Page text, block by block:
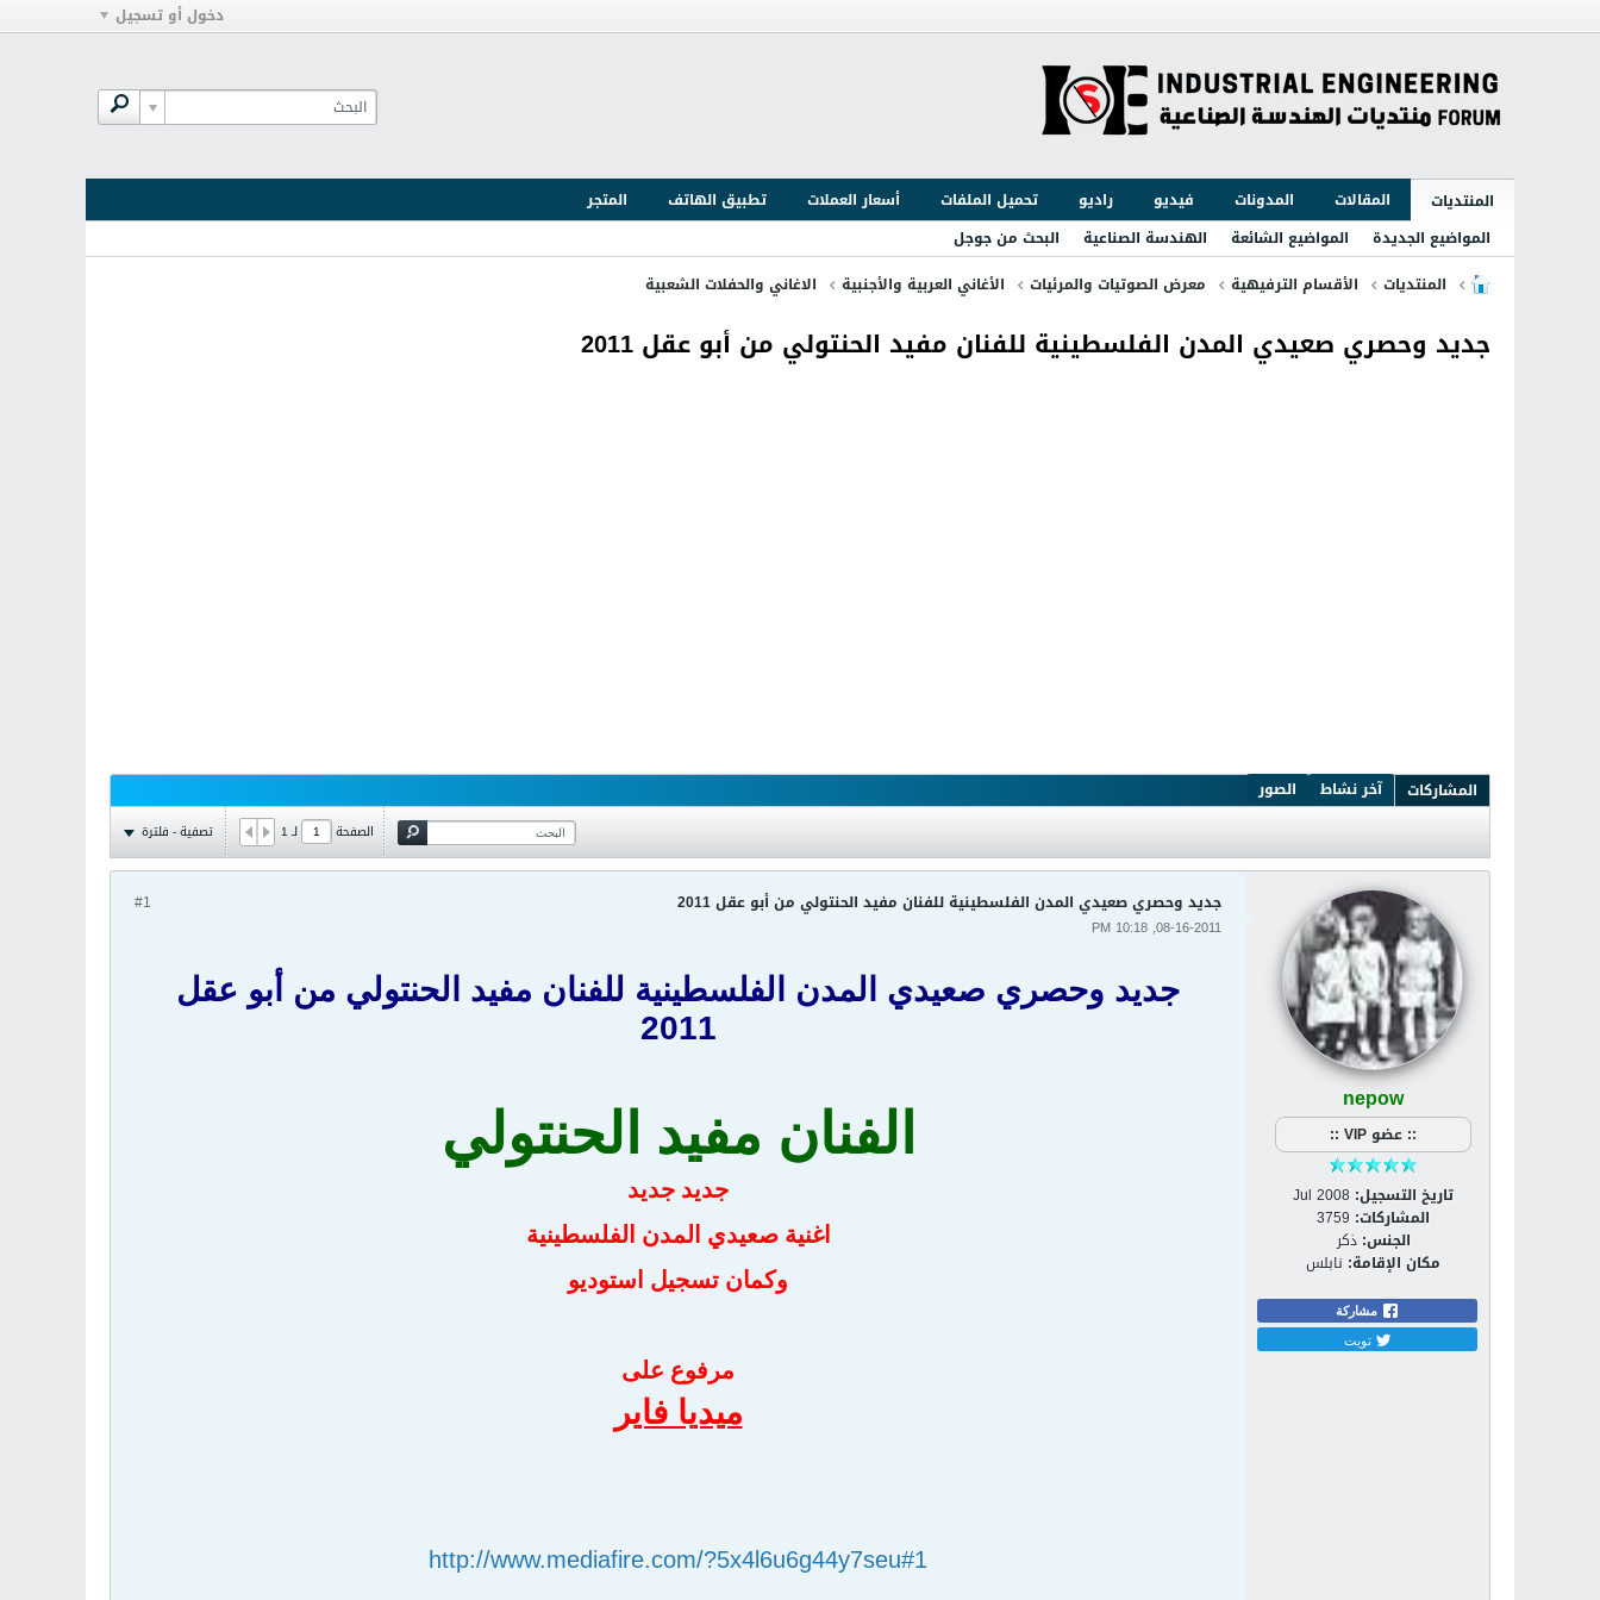
دخول أو تسجيل
المنتديات المقالات المدونات فيديو راديو تحميل الملفات أسعار العملات تطبيق الهاتف
المتجر
المواضيع الجديدة
المواضيع الشائعة الهندسة الصناعية
البحث من جوجل
المنتديات
الأقسام الترفيهية معرض الصوتيات والمرئيات الأغاني العربية والأجنبية الاغاني والحفلات الشعبية
جديد وحصري صعيدي المدن الفلسطينية للفنان مفيد الحنتولي من أبو عقل 2011
المشاركات آخر نشاط الصور
الصفحة لـ1 تصفية - فلترة
nepow
:: عضو VIP ::
تاريخ التسجيل: Jul 2008
المشاركات: 3759
الجنس: ذكر
مكان الإقامة: نابلس
مشاركة
تويت
#1 جديد وحصري صعيدي المدن الفلسطينية للفنان مفيد الحنتولي من أبو عقل 2011
08-16-2011, 10:18 PM
جديد وحصري صعيدي المدن الفلسطينية للفنان مفيد الحنتولي من أبو عقل
2011
الفنان مفيد الحنتولي
جديد جديد
اغنية صعيدي المدن الفلسطينية
وكمان تسجيل استوديو
مرفوع على
ميديا فاير
http://www.mediafire.com/?5x4l6u6g44y7seu#1